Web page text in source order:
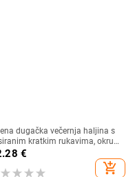
dugačka večernja haljina s
kratkim rukavima, okrugli
A-linija
€
add_shopping_cart